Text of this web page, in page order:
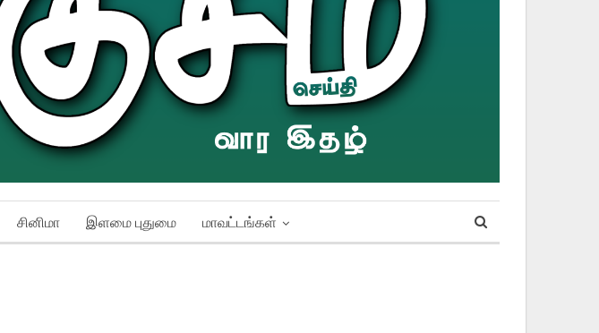
சினிமா இளமை புதுமை மாவட்டங்கள்